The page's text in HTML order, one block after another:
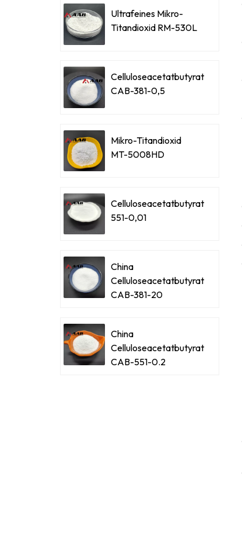
Ultrafeines Mikro-
Titandioxid RM-530L
Celluloseacetatbutyrat
CAB-381-0,5
Mikro-Titandioxid
MT-5008HD
Celluloseacetatbutyrat
551-0,01
China
Celluloseacetatbutyrat
CAB-381-20
China
Celluloseacetatbutyrat
CAB-551-0.2